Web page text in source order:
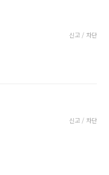
신고 / 차단
신고 / 차단